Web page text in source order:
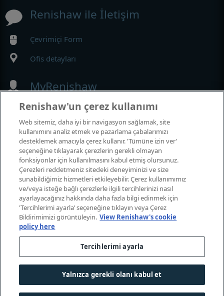
Renishaw ile İletişim
Çevrimiçi Form
Ofis detayları
MyRenishaw
Web mağazası
Fuarlar ve Konferanslar
Katıldığımız etkinlikler
© 2001-2026 Renishaw plc. Tüm hakları saklıdır.
Bize ulaşin|Yasal uyarı ve uygunluk|Erişilebilirlik|Gizlilik
Renishaw'un çerez kullanımı
Web sitemiz, daha iyi bir navigasyon sağlamak, site
kullanımını analiz etmek ve pazarlama çabalarımızı
desteklemek amacıyla çerez kullanır. 'Tümüne izin ver'
seçeneğine tıklayarak çerezlerin gerekli olmayan
fonksiyonlar için kullanılmasını kabul etmiş olursunuz.
Çerezleri reddetmeniz sitedeki deneyiminizi ve size
sunabildiğimiz hizmetleri etkileyebilir. Çerez kullanımımız
ve/veya isteğe bağlı çerezlerle ilgili tercihlerinizi nasıl
ayarlayacağınız hakkında daha fazla bilgi edinmek için
'Tercihlerimi ayarla’ seçeneğine tıklayın veya Çerez
Bildirimimizi görüntüleyin. View Renishaw's cookie
policy here
Tercihlerimi ayarla
Yalnızca gerekli olanı kabul et